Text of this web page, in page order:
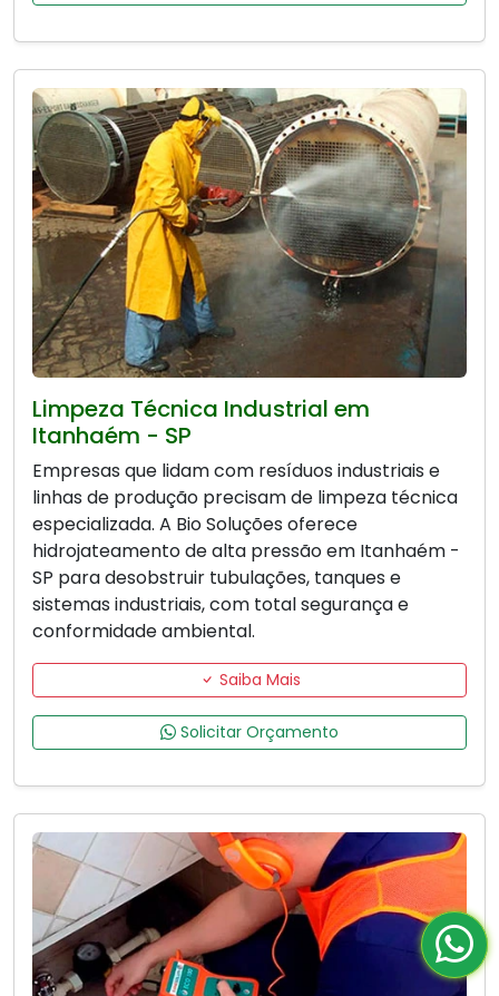
Limpeza Técnica Industrial em
Itanhaém - SP
Empresas que lidam com resíduos industriais e
linhas de produção precisam de limpeza técnica
especializada. A Bio Soluções oferece
hidrojateamento de alta pressão em Itanhaém -
SP para desobstruir tubulações, tanques e
sistemas industriais, com total segurança e
conformidade ambiental.
Saiba Mais
Solicitar Orçamento